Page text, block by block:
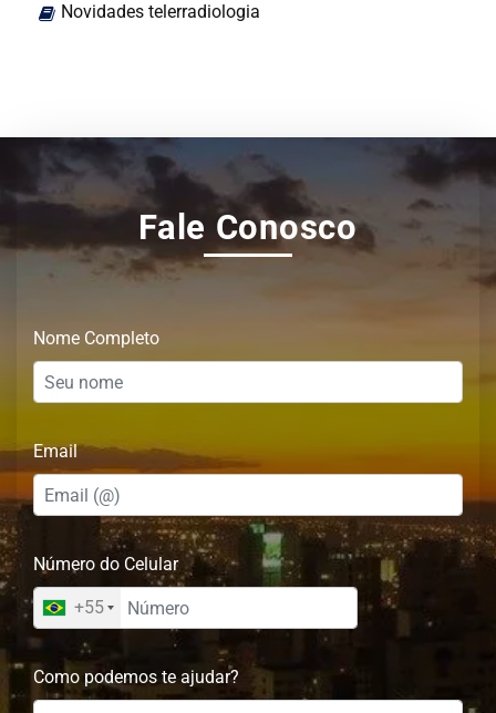
Novidades telerradiologia
Fale Conosco
Nome Completo
Email
Número do Celular
+55
Como podemos te ajudar?